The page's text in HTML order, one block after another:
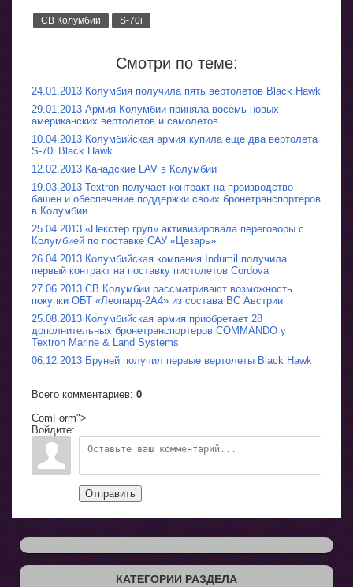
СВ Колумбии S-70i
Смотри по теме:
24.01.2013 Колумбия получила пять вертолетов Black Hawk
29.01.2013 Армия Колумбии приняла восемь новых
американских вертолетов и самолетов
10.04.2013 Колумбийская армия купила еще два вертолета
S-70i Black Hawk
12.02.2013 Канадские LAV в Колумбии
19.03.2013 Textron получает контракт на производство
башен и обеспечение поддержки своих бронетранспортеров
в Колумбии
25.04.2013 «Некстер груп» активизировала переговоры с
Колумбией по поставке САУ «Цезарь»
26.04.2013 Колумбийская компания Indumil получила
первый контракт на поставку пистолетов Cordova
27.06.2013 СВ Колумбии рассматривают возможность
покупки ОБТ «Леопард-2A4» из состава ВС Австрии
25.08.2013 Колумбийская армия приобретает 28
дополнительных бронетранспортеров COMMANDO у
Textron Marine & Land Systems
06.12.2013 Бруней получил первые вертолеты Black Hawk
Всего комментариев: 0
ComForm">
Войдите:
Отправить
КАТЕГОРИИ РАЗДЕЛА